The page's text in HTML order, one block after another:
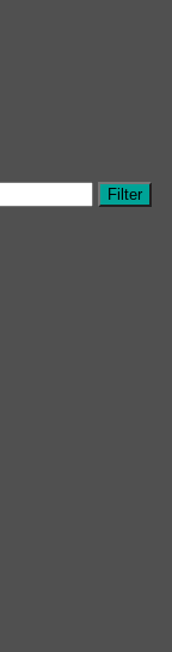
Filter